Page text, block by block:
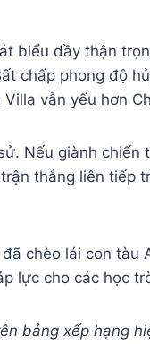
biểu đầy thận
chấp phong độ
vẫn yếu hơn
Nếu giành chiến
thắng liên tiếp
chèo lái con tàu
lực cho các học
bảng xếp hạng